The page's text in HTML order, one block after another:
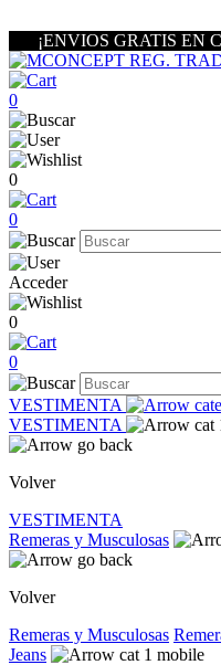
¡ENVIOS GRATIS EN
0
0
0
Acceder
0
0
VESTIMENTA
VESTIMENTA
Volver
VESTIMENTA
Remeras y Musculosas
Volver
Remeras y Musculosas
Jeans